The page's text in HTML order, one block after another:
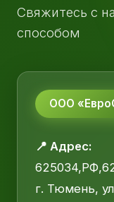
Свяжитесь с
способом
ООО
📍 Адрес:
г. Тюмень,